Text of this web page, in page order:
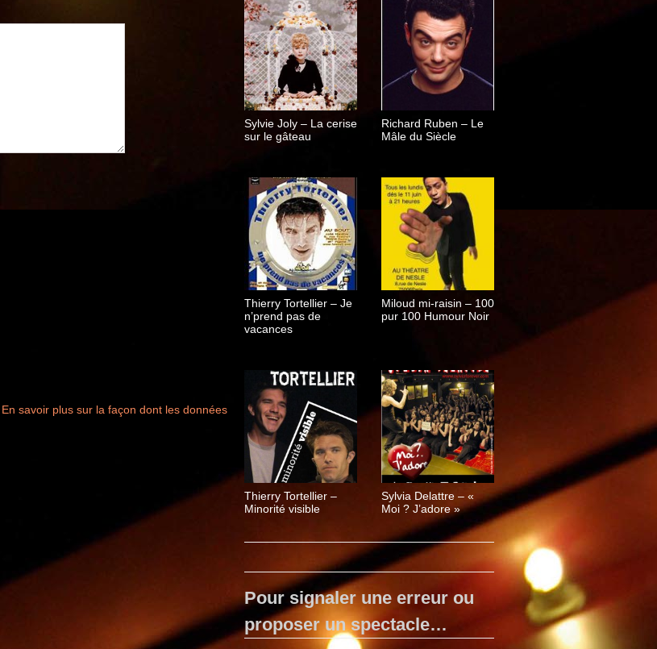
En savoir plus sur la façon dont les données
Sylvie Joly – La cerise
sur le gâteau
Richard Ruben – Le
Mâle du Siècle
Thierry Tortellier – Je
n’prend pas de
vacances
Miloud mi-raisin – 100
pur 100 Humour Noir
Thierry Tortellier –
Minorité visible
Sylvia Delattre – «
Moi ? J’adore »
Pour signaler une erreur ou
proposer un spectacle…